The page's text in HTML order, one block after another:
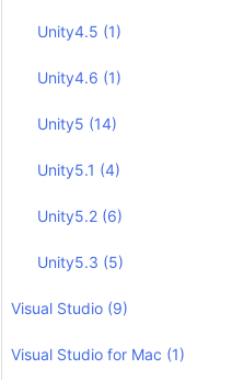
Unity4.5 (1)
Unity4.6 (1)
Unity5 (14)
Unity5.1 (4)
Unity5.2 (6)
Unity5.3 (5)
Visual Studio (9)
Visual Studio for Mac (1)